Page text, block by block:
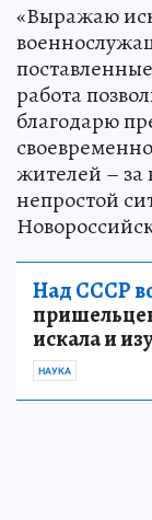
«Выражаю
работа
благодарю
жителей – за
непростой
Над СССР
искала и
НАУКА